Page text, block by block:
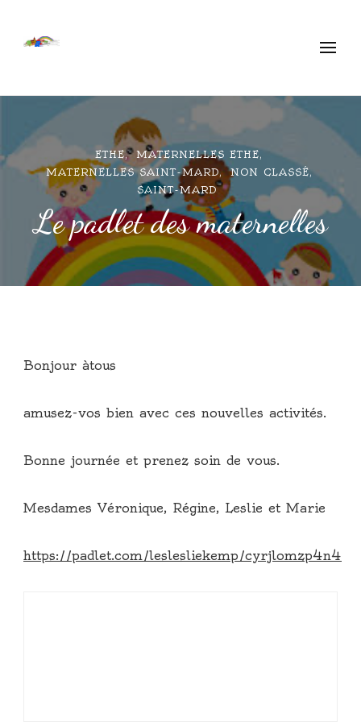
ETHE
MATERNELLES ETHE
MATERNELLES SAINT-MARD
NON CLASSÉ
SAINT-MARD
Le padlet des maternelles
Bonjour àtous
amusez-vos bien avec ces nouvelles activités.
Bonne journée et prenez soin de vous.
Mesdames Véronique, Régine, Leslie et Marie
https://padlet.com/leslesliekemp/cyrjlomzp4n4